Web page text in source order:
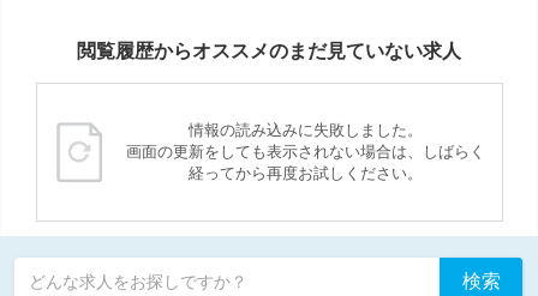
閲覧履歴からオススメのまだ見ていない求人
情報の読み込みに失敗しました。
画面の更新をしても表示されない場合は、しばらく
経ってから再度お試しください。
どんな求人をお探しですか？ 検索